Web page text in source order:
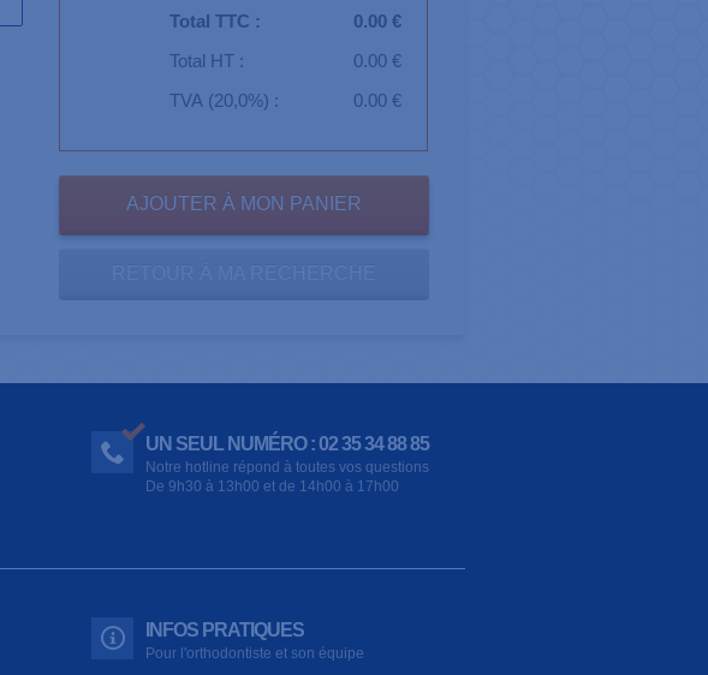
Total TTC :
0.00 €
Total HT :
0.00 €
TVA (20,0%) :
0.00 €
UN SEUL NUMÉRO : 02 35 34 88 85
Notre hotline répond à toutes vos questions
De 9h30 à 13h00 et de 14h00 à 17h00
INFOS PRATIQUES
Pour l'orthodontiste et son équipe